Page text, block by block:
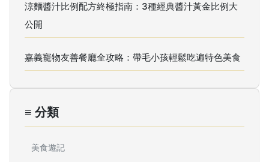
涼麵醬汁比例配方終極指南：3種經典醬汁黃金比例大
公開
嘉義寵物友善餐廳全攻略：帶毛小孩輕鬆吃遍特色美食
≡ 分類
美食遊記